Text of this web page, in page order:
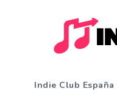
Indie Club España